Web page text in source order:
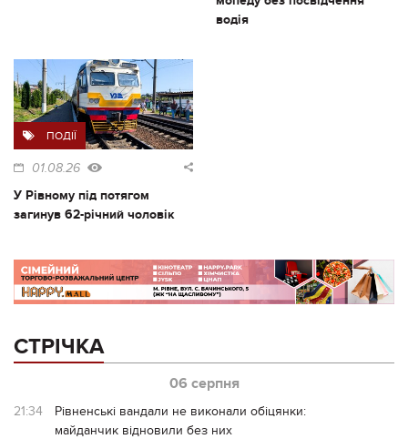
водія
ПОДІЇ
01.08.26
У Рівному під потягом
загинув 62-річний чоловік
СТРІЧКА
06 серпня
21:34
Рівненські вандали не виконали обіцянки:
майданчик відновили без них